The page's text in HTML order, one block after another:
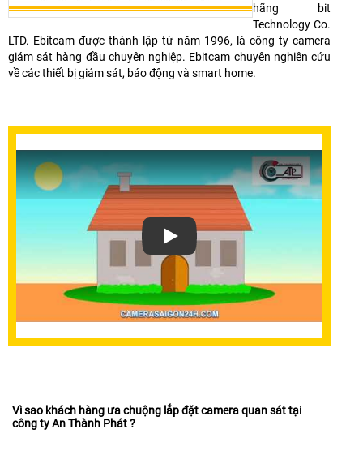
hãng bit
Technology Co.
LTD. Ebitcam được thành lập từ năm 1996, là công ty camera
giám sát hàng đầu chuyên nghiệp. Ebitcam chuyên nghiên cứu
về các thiết bị giám sát, báo động và smart home.
Vì sao khách hàng ưa chuộng lắp đặt camera quan sát tại
công ty An Thành Phát ?